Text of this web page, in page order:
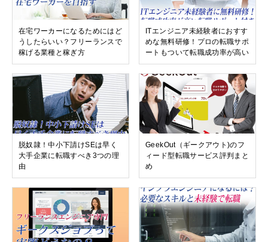
在宅ワーカーになるためにはど
うしたらいい？フリーランスで
稼げる業種と稼ぎ方
ITエンジニア未経験者におすす
めな無料研修！プロの転職サポ
ートもついて転職成功率が高い
脱奴隷！中小下請けSEは早く
大手企業に転職すべき3つの理
由
GeekOut（ギークアウト)のフ
ィード型転職サービス評判まと
め